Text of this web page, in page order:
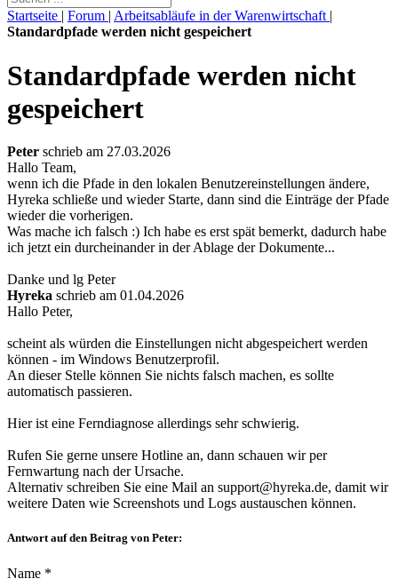
Startseite | Forum | Arbeitsabläufe in der Warenwirtschaft |
Standardpfade werden nicht gespeichert
Standardpfade werden nicht
gespeichert
Peter schrieb am 27.03.2026
Hallo Team,
wenn ich die Pfade in den lokalen Benutzereinstellungen ändere,
Hyreka schließe und wieder Starte, dann sind die Einträge der Pfade
wieder die vorherigen.
Was mache ich falsch :) Ich habe es erst spät bemerkt, dadurch habe
ich jetzt ein durcheinander in der Ablage der Dokumente...
Danke und lg Peter
Hyreka schrieb am 01.04.2026
Hallo Peter,
scheint als würden die Einstellungen nicht abgespeichert werden
können - im Windows Benutzerprofil.
An dieser Stelle können Sie nichts falsch machen, es sollte
automatisch passieren.
Hier ist eine Ferndiagnose allerdings sehr schwierig.
Rufen Sie gerne unsere Hotline an, dann schauen wir per
Fernwartung nach der Ursache.
Alternativ schreiben Sie eine Mail an support@hyreka.de, damit wir
weitere Daten wie Screenshots und Logs austauschen können.
Antwort auf den Beitrag von Peter:
Name *